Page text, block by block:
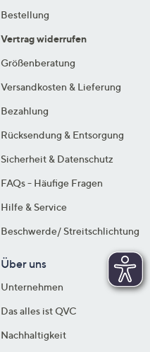
Bestellung
Vertrag widerrufen
Größenberatung
Versandkosten & Lieferung
Bezahlung
Rücksendung & Entsorgung
Sicherheit & Datenschutz
FAQs - Häufige Fragen
Hilfe & Service
Beschwerde/ Streitschlichtung
Über uns
Unternehmen
Das alles ist QVC
Nachhaltigkeit